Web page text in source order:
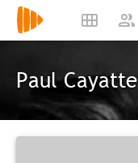
Paul Cayatte